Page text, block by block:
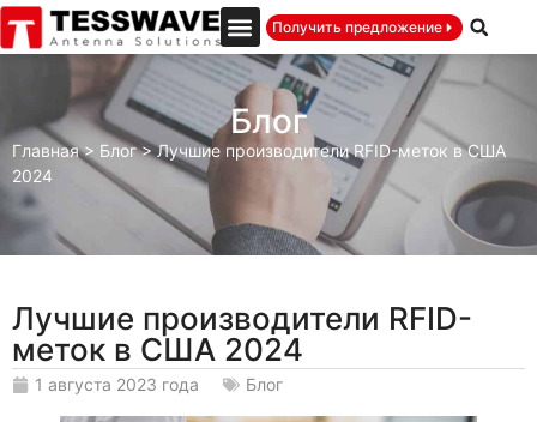
Получить предложение
Блог
Главная> Блог>Лучшие производители RFID-меток в США
2024
Лучшие производители RFID-
меток в США 2024
1 августа 2023 года Блог